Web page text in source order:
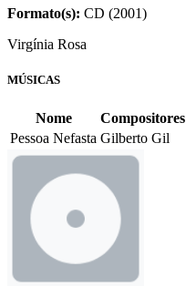
Formato(s): CD (2001)
Virgínia Rosa
MÚSICAS
Nome
Compositores
Pessoa Nefasta Gilberto Gil